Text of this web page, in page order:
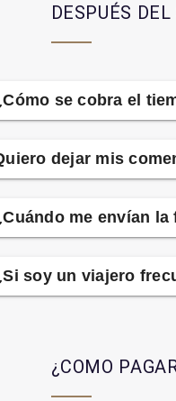
DESPUÉS
se cobra el
dejar mis
me envían
soy un viajero
¿COMO